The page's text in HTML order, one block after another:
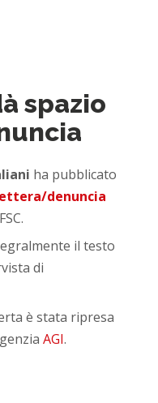
spazio
ha pubblicato
denuncia
il testo
di
è stata ripresa
AGI.